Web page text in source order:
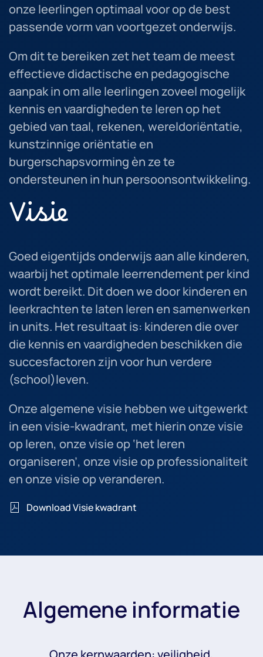
onze leerlingen optimaal voor op de best
passende vorm van voortgezet onderwijs.
Om dit te bereiken zet het team de meest
effectieve didactische en pedagogische
aanpak in om alle leerlingen zoveel mogelijk
kennis en vaardigheden te leren op het
gebied van taal, rekenen, wereldoriëntatie,
kunstzinnige oriëntatie en
burgerschapsvorming èn ze te
ondersteunen in hun persoonsontwikkeling.
Visie
Goed eigentijds onderwijs aan alle kinderen,
waarbij het optimale leerrendement per kind
wordt bereikt. Dit doen we door kinderen en
leerkrachten te laten leren en samenwerken
in units. Het resultaat is: kinderen die over
die kennis en vaardigheden beschikken die
succesfactoren zijn voor hun verdere
(school)leven.
Onze algemene visie hebben we uitgewerkt
in een visie-kwadrant, met hierin onze visie
op leren, onze visie op ‘het leren
organiseren’, onze visie op professionaliteit
en onze visie op veranderen.
Download Visie kwadrant
Algemene informatie